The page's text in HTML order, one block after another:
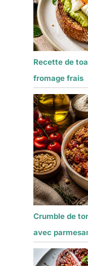
Recette de
fromage frais
Crumble de
avec